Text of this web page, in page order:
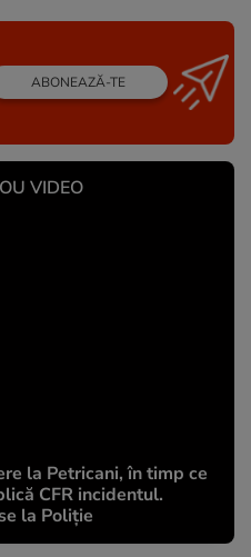
ABONEAZĂ-TE
VIDEO
la Petricani, în timp ce
CFR incidentul.
la Poliție